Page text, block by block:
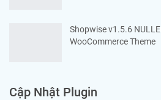
Shopwise v1.5.6
WooCommerce Theme
Cập Nhật Plugin